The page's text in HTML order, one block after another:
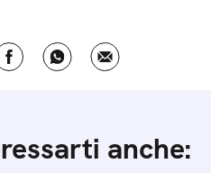
anche: